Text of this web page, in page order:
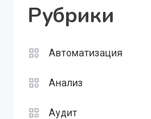
Рубрики
Автоматизация
Анализ
Аудит